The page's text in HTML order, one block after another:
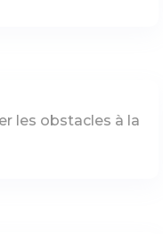
les obstacles à la